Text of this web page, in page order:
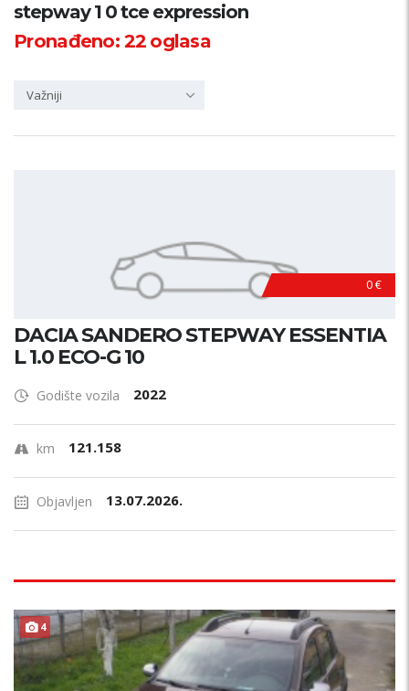
Županija
stepway 1 0 tce expression
Pronađeno:22oglasa
Važniji
0 €
DACIA SANDERO STEPWAY ESSENTIA
L 1.0 ECO-G 10
Godište vozila 2022
km 121.158
Objavljen 13.07.2026.
4